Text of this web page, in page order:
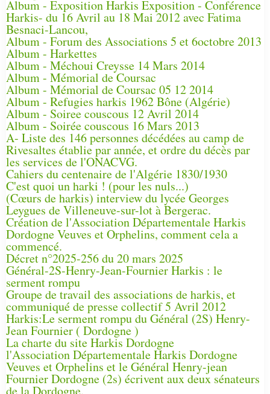
Album - Exposition Harkis Exposition - Conférence
Harkis- du 16 Avril au 18 Mai 2012 avec Fatima
Besnaci-Lancou,
Album - Forum des Associations 5 et 6octobre 2013
Album - Harkettes
Album - Méchoui Creysse 14 Mars 2014
Album - Mémorial de Coursac
Album - Mémorial de Coursac 05 12 2014
Album - Refugies harkis 1962 Bône (Algérie)
Album - Soiree couscous 12 Avril 2014
Album - Soirée couscous 16 Mars 2013
A- Liste des 146 personnes décédées au camp de
Rivesaltes établie par année, et ordre du décès par
les services de l'ONACVG.
Cahiers du centenaire de l'Algérie 1830/1930
C'est quoi un harki ! (pour les nuls...)
(Cœurs de harkis) interview du lycée Georges
Leygues de Villeneuve-sur-lot à Bergerac.
Création de l'Association Départementale Harkis
Dordogne Veuves et Orphelins, comment cela a
commencé.
Décret n°2025-256 du 20 mars 2025
Général-2S-Henry-Jean-Fournier Harkis : le
serment rompu
Groupe de travail des associations de harkis, et
communiqué de presse collectif 5 Avril 2012
Harkis:Le serment rompu du Général (2S) Henry-
Jean Fournier ( Dordogne )
La charte du site Harkis Dordogne
l'Association Départementale Harkis Dordogne
Veuves et Orphelins et le Général Henry-jean
Fournier Dordogne (2s) écrivent aux deux sénateurs
de la Dordogne.